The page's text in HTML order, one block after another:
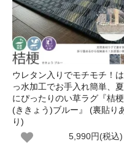
ウレタン入りでモチモチ！は
っ水加工でお手入れ簡単、夏
にぴったりのい草ラグ『桔梗
(ききょう)ブルー』 (裏貼り
り)
5,990円(税込)